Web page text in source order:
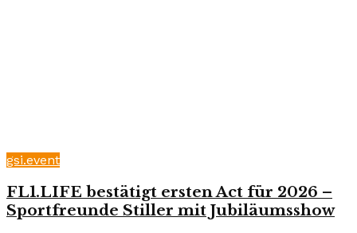
gsi.event
FL1.LIFE bestätigt ersten Act für 2026 –
Sportfreunde Stiller mit Jubiläumsshow